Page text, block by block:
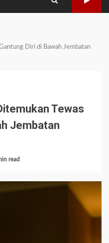
Diri di Bawah Jembatan
Tewas
Jembatan
read